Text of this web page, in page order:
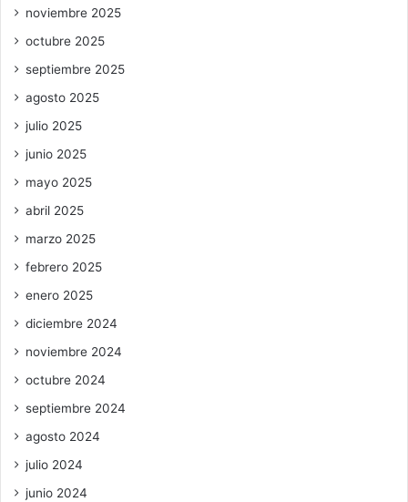
noviembre 2025
octubre 2025
septiembre 2025
agosto 2025
julio 2025
junio 2025
mayo 2025
abril 2025
marzo 2025
febrero 2025
enero 2025
diciembre 2024
noviembre 2024
octubre 2024
septiembre 2024
agosto 2024
julio 2024
junio 2024